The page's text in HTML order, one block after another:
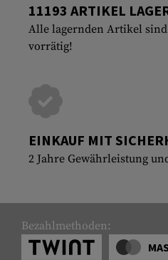
11193 ARTIKEL
Alle lagernden Artikel
vorrätig!
EINKAUF MIT
2 Jahre Gewährleistung
Bezahlmethoden: